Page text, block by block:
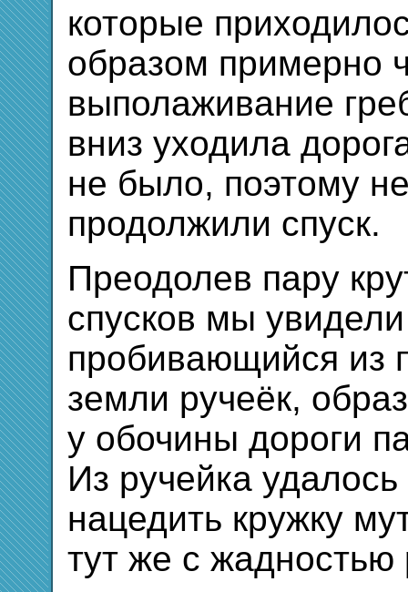
которые
образом примерно
выполаживание
вниз уходила
не было, поэтому
продолжили спуск.
Преодолев пару
спусков мы
пробивающийся из
земли ручеёк,
у обочины дороги
Из ручейка удалось
нацедить кружку
тут же с жадностью